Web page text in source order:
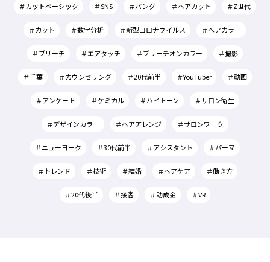
＃カットベーシック ＃SNS ＃バング ＃ヘアカット ＃Z世代
＃カット ＃数字分析 ＃新型コロナウイルス ＃ヘアカラー
＃ブリーチ ＃エアタッチ ＃ブリーチオンカラー ＃撮影
＃千葉 ＃カウンセリング ＃20代前半 ＃YouTuber ＃動画
＃アンケート ＃ケミカル ＃ハイトーン ＃サロン衛生
＃デザインカラー ＃ヘアアレンジ ＃サロンワーク
＃ニューヨーク ＃30代前半 ＃アシスタント ＃パーマ
＃トレンド ＃技術 ＃結婚 ＃ヘアケア ＃働き方
＃20代後半 ＃接客 ＃助成金 ＃VR